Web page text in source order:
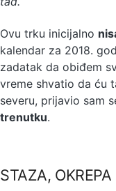
Ovu trku inicijalno
kalendar za 2018.
zadatak da obiđem
vreme shvatio da ću
severu, prijavio sam
trenutku.
STAZA,